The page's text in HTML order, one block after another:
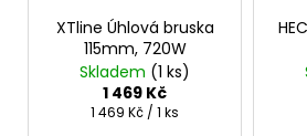
XTline Úhlová bruska
115mm, 720W
Skladem (1 ks)
1 469 Kč
Měrná
1 469 Kč / 1 ks